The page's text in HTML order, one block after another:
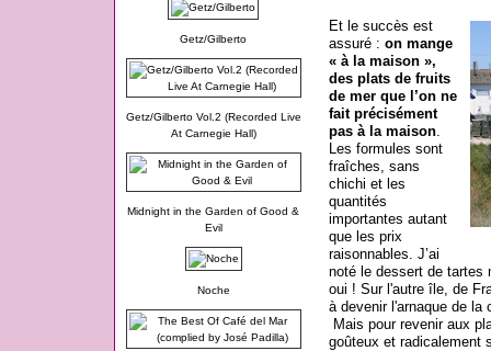
Getz/Gilberto
Getz/Gilberto Vol.2 (Recorded Live
At Carnegie Hall)
Midnight in the Garden of Good &
Evil
Noche
Et le succès est
assuré : on mange
« à la maison »,
des plats de fruits
de mer que l’on ne
fait précisément
pas à la maison.
Les formules sont
fraîches, sans
chichi et les
quantités
importantes autant
que les prix
raisonnables. J’ai
noté le dessert de tartes
oui ! Sur l'autre île, de
à devenir l'arnaque de la
Mais pour revenir aux
goûteux et radicalement